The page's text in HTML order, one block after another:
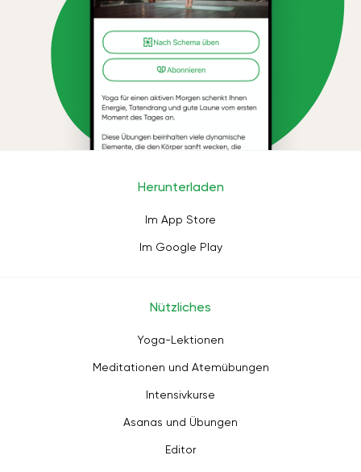
Herunterladen
Im App Store
Im Google Play
Nützliches
Yoga-Lektionen
Meditationen und Atemübungen
Intensivkurse
Asanas und Übungen
Editor